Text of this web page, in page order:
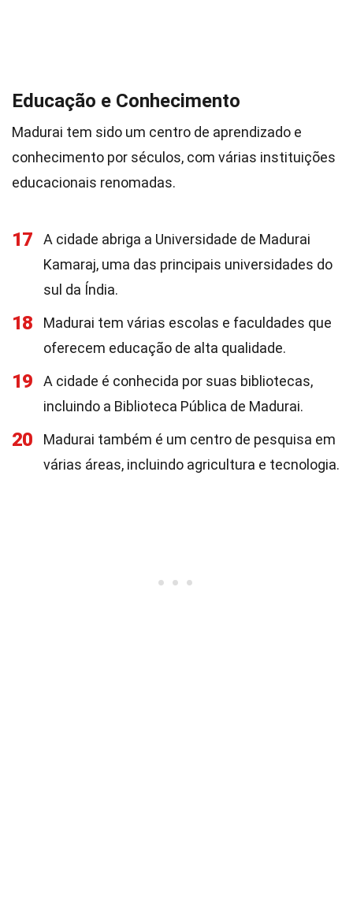
Educação e Conhecimento
Madurai tem sido um centro de aprendizado e
conhecimento por séculos, com várias instituições
educacionais renomadas.
17
A cidade abriga a Universidade de Madurai
Kamaraj, uma das principais universidades do
sul da Índia.
18
Madurai tem várias escolas e faculdades que
oferecem educação de alta qualidade.
19
A cidade é conhecida por suas bibliotecas,
incluindo a Biblioteca Pública de Madurai.
20
Madurai também é um centro de pesquisa em
várias áreas, incluindo agricultura e tecnologia.